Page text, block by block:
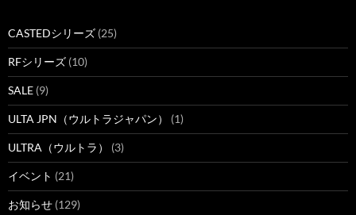
CASTEDシリーズ (25)
RFシリーズ (10)
SALE (9)
ULTA JPN（ウルトラジャパン） (1)
ULTRA（ウルトラ） (3)
イベント (21)
お知らせ (129)